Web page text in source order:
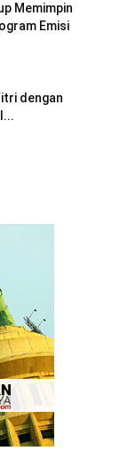
Memimpin
Emisi
dengan